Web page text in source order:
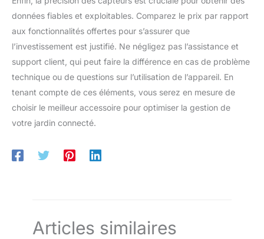
données fiables et exploitables. Comparez le prix par rapport
aux fonctionnalités offertes pour s’assurer que
l’investissement est justifié. Ne négligez pas l’assistance et
support client, qui peut faire la différence en cas de problème
technique ou de questions sur l’utilisation de l’appareil. En
tenant compte de ces éléments, vous serez en mesure de
choisir le meilleur accessoire pour optimiser la gestion de
votre jardin connecté.
Articles similaires